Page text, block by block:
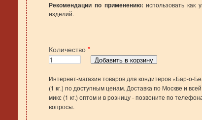
Рекомендации по применению: использовать как
изделий.
Количество *
Интернет-магазин товаров для кондитеров «Бар-о-
(1 кг.) по доступным ценам. Доставка по Москве и
микс (1 кг.) оптом и в розницу - позвоните по
вопросы.